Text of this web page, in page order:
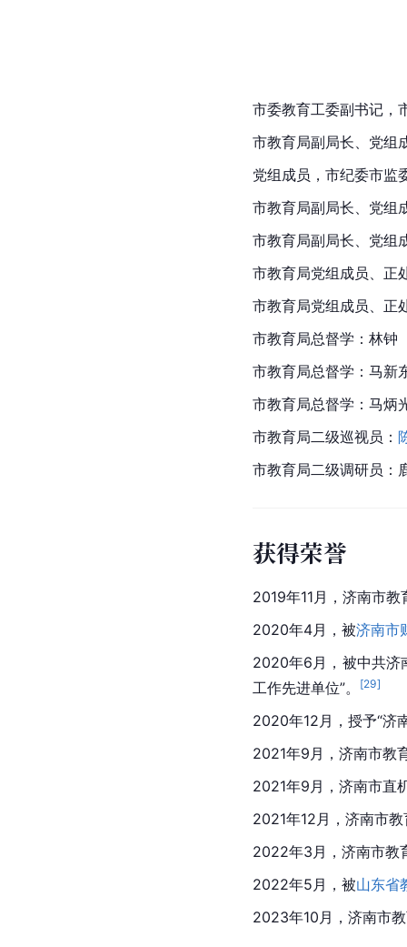
市委教育工委副书记，
市教育局副局长、党组
党组成员，市纪委市监
市教育局副局长、党组
市教育局副局长、党组
市教育局党组成员、正
市教育局党组成员、正
市教育局总督学：林钟
市教育局总督学：马新
市教育局总督学：马炳
市教育局二级巡视员：
市教育局二级调研员：
获得荣誉
2019年11月，济南市教
2020年4月，被济南市
2020年6月，被中共济
工作先进单位”。
[29]
2020年12月，授予“济
2021年9月，济南市教
2021年9月，济南市直
2021年12月，济南市
2022年3月，济南市教
2022年5月，被山东省
2023年10月，济南市